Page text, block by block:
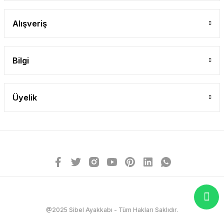
Alışveriş
Bilgi
Üyelik
@2025 Sibel Ayakkabı - Tüm Hakları Saklıdır.